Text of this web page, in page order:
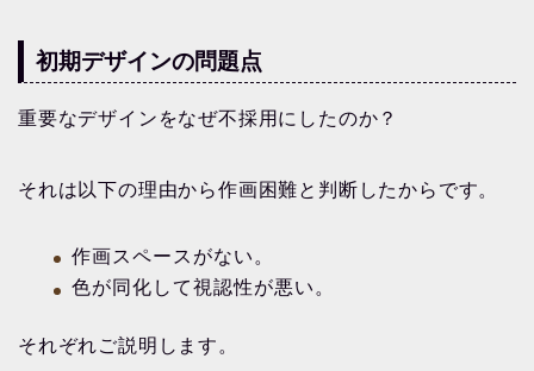
初期デザインの問題点
重要なデザインをなぜ不採用にしたのか？
それは以下の理由から作画困難と判断したからです。
作画スペースがない。
色が同化して視認性が悪い。
それぞれご説明します。